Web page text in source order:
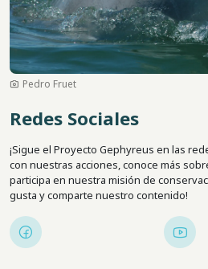
Pedro Fruet
Redes Sociales
¡Sigue el Proyecto Gephyreus en las
con nuestras acciones, conoce más
participa en nuestra misión de
gusta y comparte nuestro contenido!